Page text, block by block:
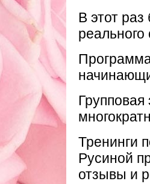
В этот
реального
Программа
Групповая
Тренинги
Русиной
отзывы и